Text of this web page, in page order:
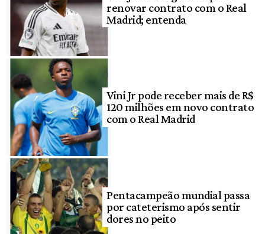
renovar contrato com o Real
Madrid; entenda
Vini Jr pode receber mais de R$
120 milhões em novo contrato
com o Real Madrid
Pentacampeão mundial passa
por cateterismo após sentir
dores no peito